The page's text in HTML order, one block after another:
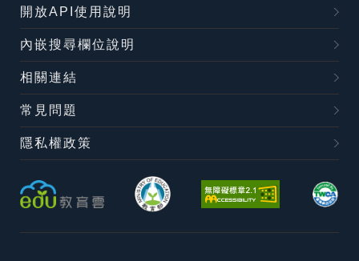
開放API使用說明
內嵌搜尋欄位說明
相關連結
常見問題
隱私權政策